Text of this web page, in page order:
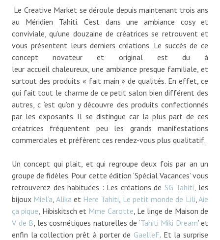
Le Creative Market se déroule depuis maintenant trois ans
au Méridien Tahiti. C’est dans une ambiance cosy et
conviviale, qu’une douzaine de créatrices se retrouvent et
vous présentent leurs derniers créations. Le succès de ce
concept novateur et original est du à
leur accueil chaleureux, une ambiance presque familiale, et
surtout des produits « fait main » de qualités. En effet, ce
qui fait tout le charme de ce petit salon bien différent des
autres, c ‘est qu’on y découvre des produits confectionnés
par les exposants. Il se distingue car la plus part de ces
créatrices fréquentent peu les grands manifestations
commerciales et préfèrent ces rendez-vous plus qualitatif.
Un concept qui plait, et qui regroupe deux fois par an un
groupe de fidèles. Pour cette édition ‘Spécial Vacances’ vous
retrouverez des habituées : Les créations de SG Tahiti, les
bijoux Miel’a, Alika et Here Tahiti, Le petit monde de Lili,Aie
ça pique, Hibiskitsch et Mme Carotte, Le linge de Maison de
V de B, les cosmétiques naturelles de ‘Tahiti Miki Dream’ et
enfin la collection prêt à porter de GaelleF. Et la surprise